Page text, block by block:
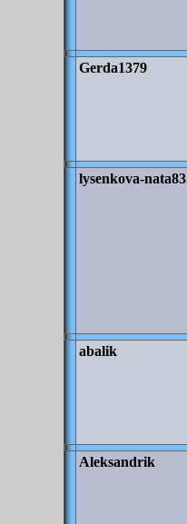
Gerda1379
lysenkova-nata83
abalik
Aleksandrik